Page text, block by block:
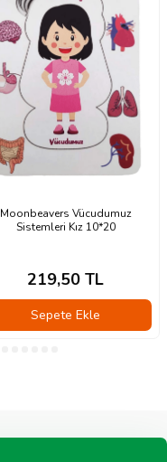
Moonbeavers Vücudumuz
Sistemleri Kız 10*20
219,50 TL
Sepete Ekle